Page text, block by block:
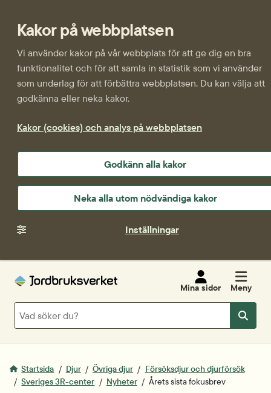
Kakor på webbplatsen
Vi använder kakor på vår webbplats för att ge dig en bra
funktionalitet och för att samla in statistik som vi använder
som underlag för att förbättra webbplatsen. Du kan välja att
godkänna eller neka kakor.
Kakor (cookies) och analys på webbplatsen
Godkänn alla kakor
Neka alla utom nödvändiga kakor
Inställningar
Mina sidor Meny
Sök
Sök
Startsida Djur Övriga djur
Försöksdjur och djurförsök
Sveriges 3R-center
Nyheter
Årets sista fokusbrev